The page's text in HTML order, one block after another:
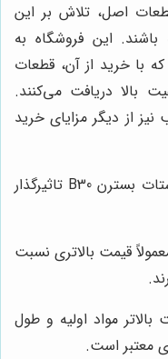
اصل، تلاش بر این
این فروشگاه به
با خرید از آن، قطعات
بالا دریافت می‌کنند.
از دیگر مزایای خرید
به طور کلی، عوامل زیر بر قیمت ترموستات بسترن B30 تاثیرگذار
قیمت بالاتری نسبت
مواد اولیه و طول
معتبر است.